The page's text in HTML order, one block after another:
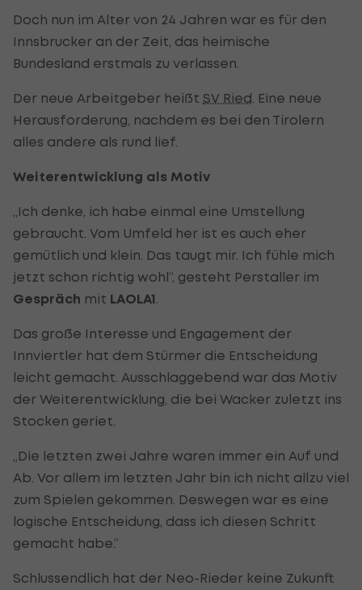
Doch nun im Alter von 24 Jahren war es für den
Innsbrucker an der Zeit, das heimische
Bundesland erstmals zu verlassen.
Der neue Arbeitgeber heißt SV Ried . Eine neue
Herausforderung, nachdem es bei den Tirolern
alles andere als rund lief.
Weiterentwicklung als Motiv
„Ich denke, ich habe einmal eine Umstellung
gebraucht. Vom Umfeld her ist es auch eher
gemütlich und klein. Das taugt mir. Ich fühle mich
jetzt schon richtig wohl“, gesteht Perstaller im
Gespräch mit LAOLA1
Das große Interesse und Engagement der
Innviertler hat dem Stürmer die Entscheidung
leicht gemacht. Ausschlaggebend war das Motiv
der Weiterentwicklung, die bei Wacker zuletzt ins
Stocken geriet.
„Die letzten zwei Jahre waren immer ein Auf und
Ab. Vor allem im letzten Jahr bin ich nicht allzu viel
zum Spielen gekommen. Deswegen war es eine
logische Entscheidung, dass ich diesen Schritt
gemacht habe.“
Schlussendlich hat der Neo-Rieder keine Zukunft